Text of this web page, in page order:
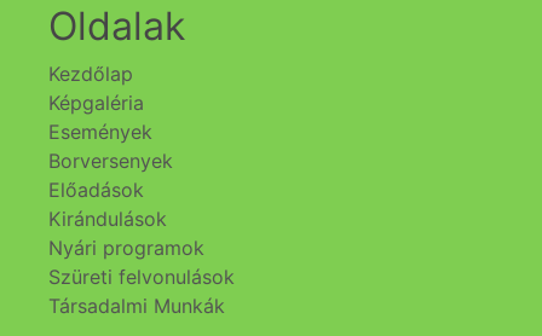
Oldalak
Kezdőlap
Képgaléria
Események
Borversenyek
Előadások
Kirándulások
Nyári programok
Szüreti felvonulások
Társadalmi Munkák